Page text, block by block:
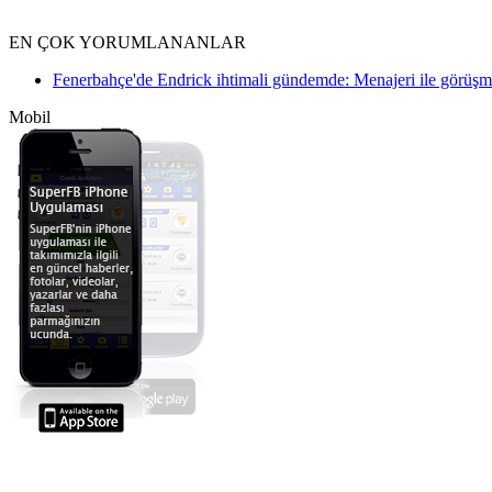
EN ÇOK YORUMLANANLAR
Fenerbahçe'de Endrick ihtimali gündemde: Menajeri ile
Mobil